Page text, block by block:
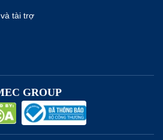
tài trợ
GROUP